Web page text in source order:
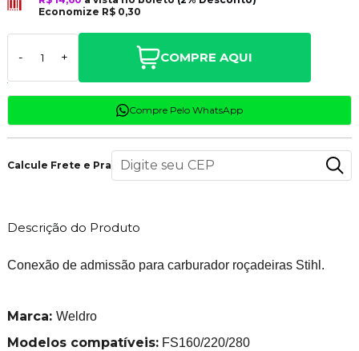
Economize R$ 0,30
- + COMPRE AQUI
Compre Pelo WhatsApp
Calcule Frete e Prazo
Descrição do Produto
Conexão de admissão para carburador roçadeiras Stihl.
Marca: Weldro
Modelos compatíveis:FS160/220/280